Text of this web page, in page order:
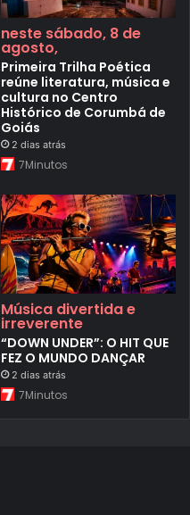
neste sábado, 8 de
agosto,
Primeira Trilha Poética
reúne literatura, música e
cultura no Centro
Histórico de Corumbá de
Goiás
2 dias atrás
7Minutos
Música divertida e
irreverente
“DOWN UNDER”: O HIT QUE
FEZ O MUNDO DANÇAR
2 dias atrás
7Minutos